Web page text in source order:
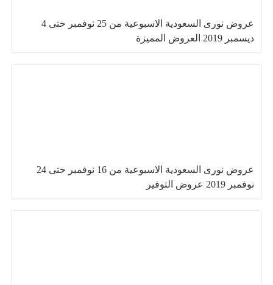
عروض نورى السعودية الاسبوعية من 25 نوفمبر حتى 4
ديسمبر 2019 العروض المميزة
عروض نورى السعودية الاسبوعية من 16 نوفمبر حتى 24
نوفمبر 2019 عروض التوفير